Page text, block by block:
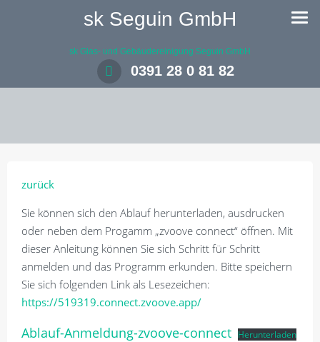
sk Seguin GmbH
sk Glas- und Gebäudereinigung Seguin GmbH
0391 28 0 81 82
zurück
Sie können sich den Ablauf herunterladen, ausdrucken
oder neben dem Progamm „zvoove connect“ öffnen. Mit
dieser Anleitung können Sie sich Schritt für Schritt
anmelden und das Programm erkunden. Bitte speichern
Sie sich folgenden Link als Lesezeichen:
https://519319.connect.zvoove.app/
Ablauf-Anmeldung-zvoove-connect Herunterladen